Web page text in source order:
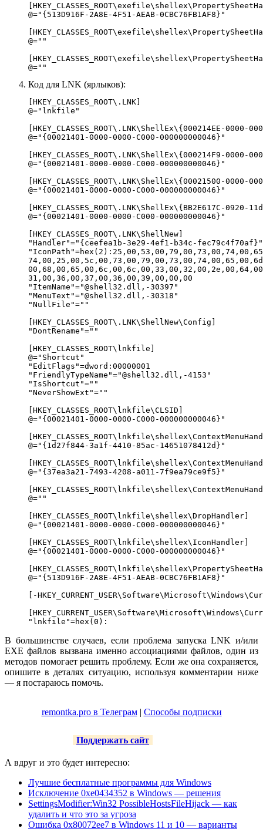
@="{513D916F-2A8E-4F51-AEAB-0CBC76FB1AF8}"
@=""
Код для LNK (ярлыков):
[HKEY_CLASSES_ROOT\.LNK]
@="lnkfile"
[HKEY_CLASSES_ROOT\.LNK\ShellEx\{000214EE-0000-
@="{00021401-0000-0000-C000-000000000046}"
[HKEY_CLASSES_ROOT\.LNK\ShellEx\{000214F9-0000-
@="{00021401-0000-0000-C000-000000000046}"
[HKEY_CLASSES_ROOT\.LNK\ShellEx\{00021500-0000-
@="{00021401-0000-0000-C000-000000000046}"
[HKEY_CLASSES_ROOT\.LNK\ShellEx\{BB2E617C-0920-
@="{00021401-0000-0000-C000-000000000046}"
[HKEY_CLASSES_ROOT\.LNK\ShellNew]
"Handler"="{ceefea1b-3e29-4ef1-b34c-fec79c4f70af}"
31,00,36,00,37,00,36,00,39,00,00,00
"ItemName"="@shell32.dll,-30397"
"MenuText"="@shell32.dll,-30318"
"NullFile"=""
[HKEY_CLASSES_ROOT\.LNK\ShellNew\Config]
"DontRename"=""
[HKEY_CLASSES_ROOT\lnkfile]
@="Shortcut"
"EditFlags"=dword:00000001
"FriendlyTypeName"="@shell32.dll,-4153"
"IsShortcut"=""
"NeverShowExt"=""
[HKEY_CLASSES_ROOT\lnkfile\CLSID]
@="{00021401-0000-0000-C000-000000000046}"
@="{1d27f844-3a1f-4410-85ac-14651078412d}"
@="{37ea3a21-7493-4208-a011-7f9ea79ce9f5}"
@=""
[HKEY_CLASSES_ROOT\lnkfile\shellex\DropHandler]
@="{00021401-0000-0000-C000-000000000046}"
[HKEY_CLASSES_ROOT\lnkfile\shellex\IconHandler]
@="{00021401-0000-0000-C000-000000000046}"
@="{513D916F-2A8E-4F51-AEAB-0CBC76FB1AF8}"
[-
"lnkfile"=hex(0):
В большинстве случаев, если проблема запуска LNK и/или
EXE файлов вызвана именно ассоциациями файлов, один из
методов помогает решить проблему. Если же она сохраняется,
опишите в деталях ситуацию, используя комментарии ниже
— я постараюсь помочь.
remontka.pro в Телеграм| Способы подписки
Поддержать сайт
А вдруг и это будет интересно:
Лучшие бесплатные программы для Windows
Исключение 0xe0434352 в Windows — решения
SettingsModifier:Win32 PossibleHostsFileHijack — как
удалить и что это за угроза
Ошибка 0x80072ee7 в Windows 11 и 10 — варианты